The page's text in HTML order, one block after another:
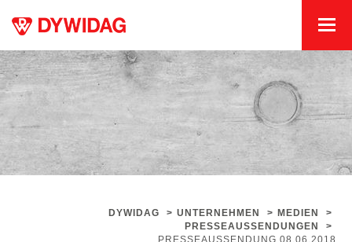
DYWIDAG > UNTERNEHMEN > MEDIEN
>
PRESSEAUSSENDUNGEN
>
PRESSEAUSSENDUNG 08.06.2018